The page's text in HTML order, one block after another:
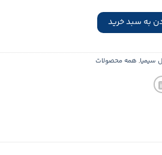
به سبد خرید
سیمیا, همه محصولات